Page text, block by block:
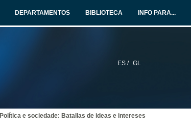
DEPARTAMENTOS BIBLIOTECA INFO PARA...
ES / GL
Política e sociedade: Batallas de ideas e intereses
Quenda de preguntas
Quenda de preguntas